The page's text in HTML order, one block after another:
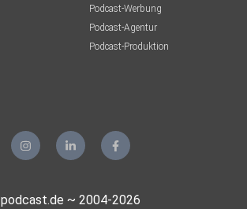
Podcast-Werbung
Podcast-Agentur
Podcast-Produktion
podcast.de ~ 2004-2026